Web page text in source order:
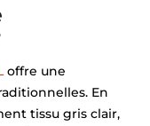
offre une
En
tissu gris clair,